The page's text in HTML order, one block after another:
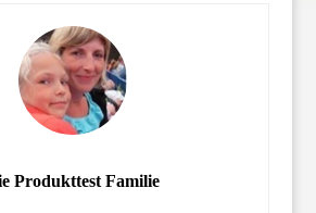
Produkttest Familie